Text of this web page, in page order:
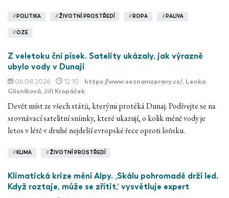
# POLITIKA #ŽIVOTNÍ PROSTŘEDÍ # ROPA # PALIVA
#OZE
Z veletoku ční písek. Satelity ukázaly, jak výrazně
ubylo vody v Dunaji
06.08.2026 12:10 https://www.seznamzpravy.cz/, Lenka
Glisníková, Jiří Kropáček
Devět míst ze všech států, kterými protéká Dunaj. Podívejte se na
srovnávací satelitní snímky, které ukazují, o kolik méně vody je
letos v létě v druhé nejdelší evropské řece oproti loňsku.
# KLIMA #ŽIVOTNÍ PROSTŘEDÍ
Klimatická krize mění Alpy. ‚Skálu pohromadě drží led.
Když roztaje, může se zřítit,‘ vysvětluje expert